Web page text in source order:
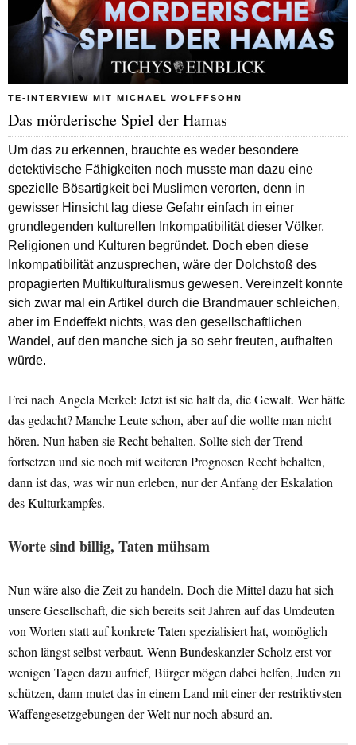
TE-INTERVIEW MIT MICHAEL WOLFFSOHN
Das mörderische Spiel der Hamas
Um das zu erkennen, brauchte es weder besondere
detektivische Fähigkeiten noch musste man dazu eine
spezielle Bösartigkeit bei Muslimen verorten, denn in
gewisser Hinsicht lag diese Gefahr einfach in einer
grundlegenden kulturellen Inkompatibilität dieser Völker,
Religionen und Kulturen begründet. Doch eben diese
Inkompatibilität anzusprechen, wäre der Dolchstoß des
propagierten Multikulturalismus gewesen. Vereinzelt konnte
sich zwar mal ein Artikel durch die Brandmauer schleichen,
aber im Endeffekt nichts, was den gesellschaftlichen
Wandel, auf den manche sich ja so sehr freuten, aufhalten
würde.
Frei nach Angela Merkel: Jetzt ist sie halt da, die Gewalt. Wer hätte
das gedacht? Manche Leute schon, aber auf die wollte man nicht
hören. Nun haben sie Recht behalten. Sollte sich der Trend
fortsetzen und sie noch mit weiteren Prognosen Recht behalten,
dann ist das, was wir nun erleben, nur der Anfang der Eskalation
des Kulturkampfes.
Worte sind billig, Taten mühsam
Nun wäre also die Zeit zu handeln. Doch die Mittel dazu hat sich
unsere Gesellschaft, die sich bereits seit Jahren auf das Umdeuten
von Worten statt auf konkrete Taten spezialisiert hat, womöglich
schon längst selbst verbaut. Wenn Bundeskanzler Scholz erst vor
wenigen Tagen dazu aufrief, Bürger mögen dabei helfen, Juden zu
schützen, dann mutet das in einem Land mit einer der restriktivsten
Waffengesetzgebungen der Welt nur noch absurd an.